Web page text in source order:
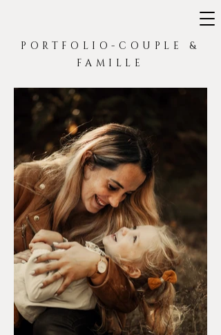
PORTFOLIO-COUPLE &
FAMILLE